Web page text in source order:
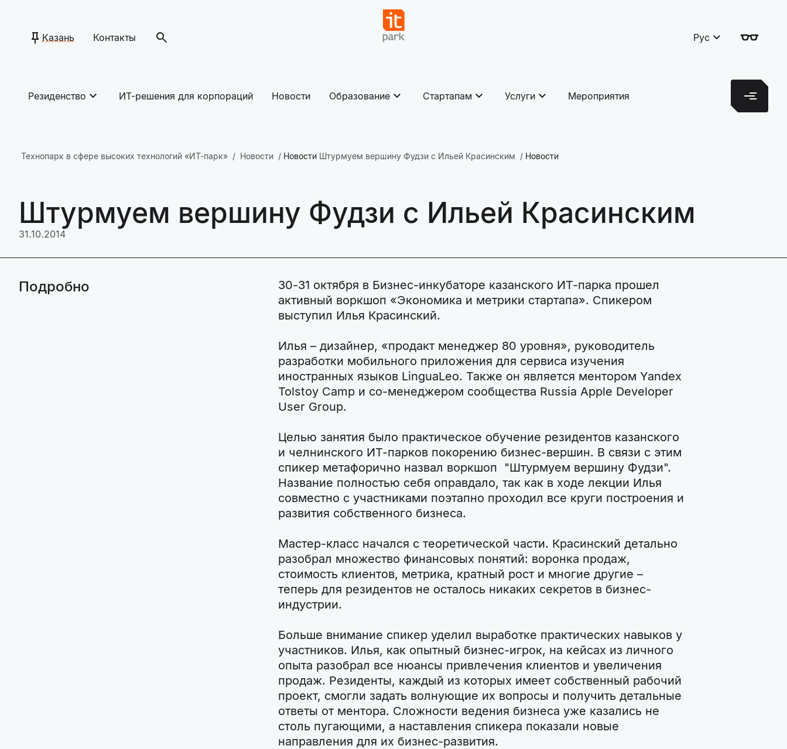
Казань Контакты Рус
Резиденство ИТ-решения для корпораций Новости Образование Стартапам Услуги Мероприятия
Технопарк в сфере высоких технологий «ИТ-парк» Новости Новости Штурмуем вершину Фудзи с Ильей Красинским Новости
Штурмуем вершину Фудзи с Ильей Красинским
31.10.2014
Подробно
30-31 октября в Бизнес-инкубаторе казанского ИТ-парка прошел
активный воркшоп «Экономика и метрики стартапа». Спикером
выступил Илья Красинский.
Илья – дизайнер, «продакт менеджер 80 уровня», руководитель
разработки мобильного приложения для сервиса изучения
иностранных языков LinguaLeo. Также он является ментором Yandex
Tolstoy Camp и cо-менеджером сообщества Russia Apple Developer
User Group.
Целью занятия было практическое обучение резидентов казанского
и челнинского ИТ-парков покорению бизнес-вершин. В связи с этим
спикер метафорично назвал воркшоп "Штурмуем вершину Фудзи".
Название полностью себя оправдало, так как в ходе лекции Илья
совместно с участниками поэтапно проходил все круги построения и
развития собственного бизнеса.
Мастер-класс начался с теоретической части. Красинский детально
разобрал множество финансовых понятий: воронка продаж,
стоимость клиентов, метрика, кратный рост и многие другие –
теперь для резидентов не осталось никаких секретов в бизнес-
индустрии.
Больше внимание спикер уделил выработке практических навыков у
участников. Илья, как опытный бизнес-игрок, на кейсах из личного
опыта разобрал все нюансы привлечения клиентов и увеличения
продаж. Резиденты, каждый из которых имеет собственный рабочий
проект, смогли задать волнующие их вопросы и получить детальные
ответы от ментора. Сложности ведения бизнеса уже казались не
столь пугающими, а наставления спикера показали новые
направления для их бизнес-развития.